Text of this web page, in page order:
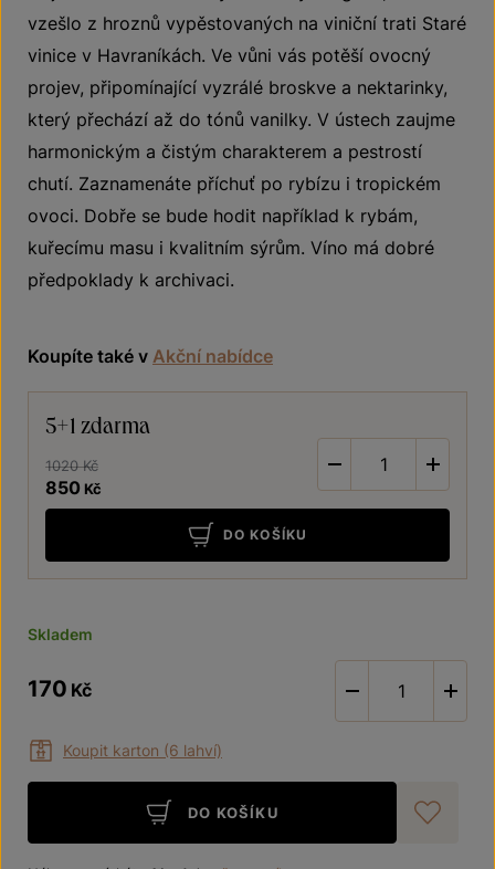
vzešlo z hroznů vypěstovaných na viniční trati Staré
vinice v Havraníkách. Ve vůni vás potěší ovocný
projev, připomínající vyzrálé broskve a nektarinky,
který přechází až do tónů vanilky. V ústech zaujme
harmonickým a čistým charakterem a pestrostí
chutí. Zaznamenáte příchuť po rybízu i tropickém
ovoci. Dobře se bude hodit například k rybám,
kuřecímu masu i kvalitním sýrům. Víno má dobré
předpoklady k archivaci.
Koupíte také v Akční nabídce
5+1 zdarma
1020 Kč
850 Kč
-
DO KOŠÍKU
Skladem
170 Kč
Koupit karton (6 lahví)
-
DO KOŠÍKU